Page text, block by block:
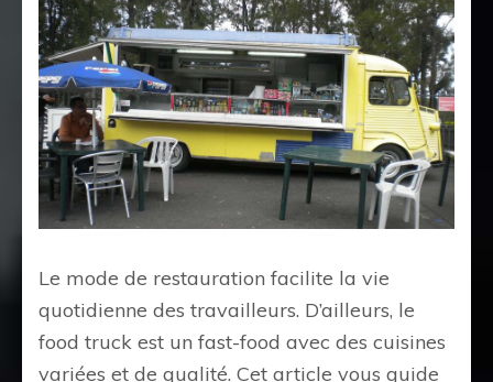
Le mode de restauration facilite la vie
quotidienne des travailleurs. D’ailleurs, le
food truck est un fast-food avec des cuisines
variées et de qualité. Cet article vous guide